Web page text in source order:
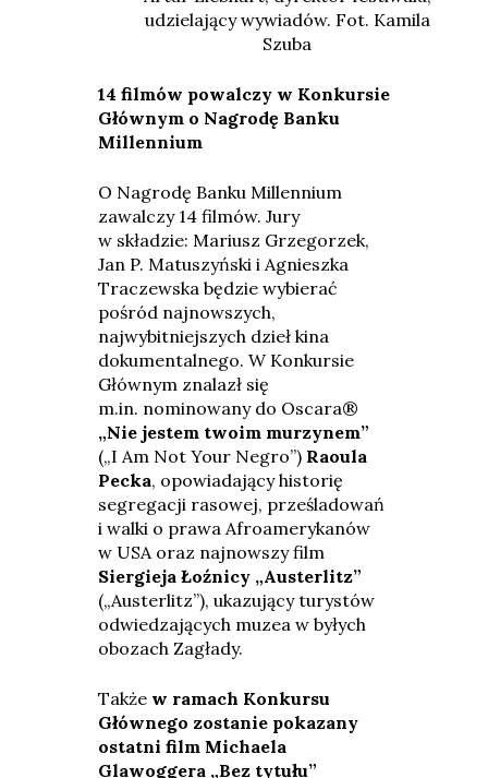
udzielający wywiadów. Fot. Kamila
Szuba
14 filmów powalczy w Konkursie
Głównym o Nagrodę Banku
Millennium
O Nagrodę Banku Millennium
zawalczy 14 filmów. Jury
w składzie: Mariusz Grzegorzek,
Jan P. Matuszyński i Agnieszka
Traczewska będzie wybierać
pośród najnowszych,
najwybitniejszych dzieł kina
dokumentalnego. W Konkursie
Głównym znalazł się
m.in. nominowany do Oscara®
„Nie jestem twoim murzynem”
(„I Am Not Your Negro”) Raoula
Pecka, opowiadający historię
segregacji rasowej, prześladowań
i walki o prawa Afroamerykanów
w USA oraz najnowszy film
Siergieja Łoźnicy „Austerlitz”
(„Austerlitz”), ukazujący turystów
odwiedzających muzea w byłych
obozach Zagłady.
Także w ramach Konkursu
Głównego zostanie pokazany
ostatni film Michaela
Glawoggera „Bez tytułu”